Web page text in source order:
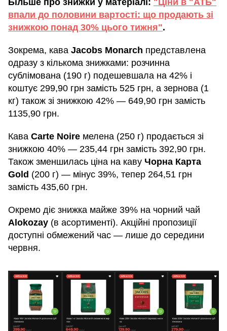
впали до половини вартості: що продають зі
знижкою понад 30% цього тижня".
Зокрема, кава Jacobs Monarch представлена
одразу з кількома знижками: розчинна
сублімована (190 г) подешевшала на 42% і
коштує 299,90 грн замість 525 грн, а зернова (1
кг) також зі знижкою 42% — 649,90 грн замість
1135,90 грн.
Кава Carte Noire мелена (250 г) продається зі
знижкою 40% — 235,44 грн замість 392,90 грн.
Також зменшилась ціна на каву Чорна Карта
Gold (200 г) — мінус 39%, тепер 264,51 грн
замість 435,60 грн.
Окремо діє знижка майже 39% на чорний чай
Alokozay (в асортименті). Акційні пропозиції
доступні обмежений час — лише до середини
червня.